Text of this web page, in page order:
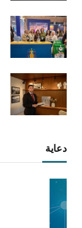
دعاية